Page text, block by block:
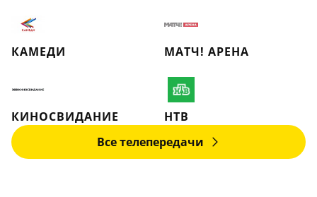
КАМЕДИ МАТЧ! АРЕНА
КИНОСВИДАНИЕ
НТВ
Все телепередачи